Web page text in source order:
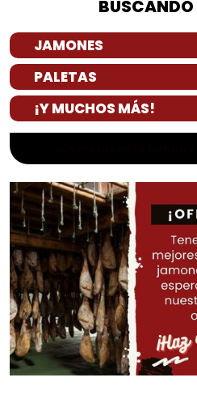
BUSCANDO
JAMONES
PALETAS
¡Y MUCHOS MÁS!